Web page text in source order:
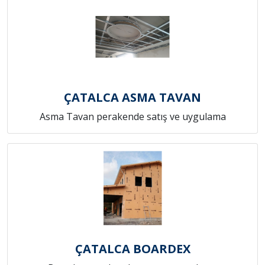
ÇATALCA ASMA TAVAN
Asma Tavan perakende satış ve uygulama
ÇATALCA BOARDEX